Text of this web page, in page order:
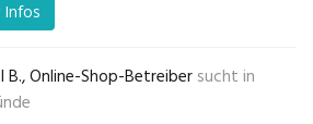
Infos
B., Online-Shop-Betreiber sucht in